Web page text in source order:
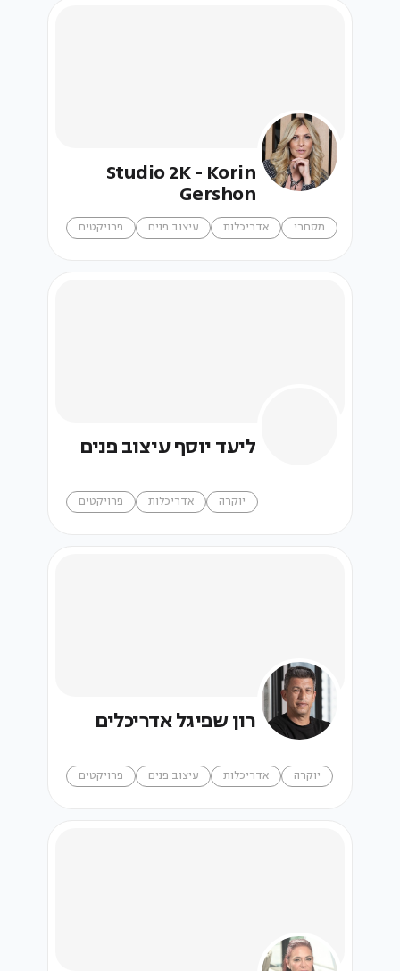
Studio 2K - Korin
Gershon
מסחרי אדריכלות עיצוב פנים פרויקטים
ליעד יוסף עיצוב פנים
יוקרה אדריכלות פרויקטים
רון שפיגל אדריכלים
יוקרה אדריכלות עיצוב פנים פרויקטים